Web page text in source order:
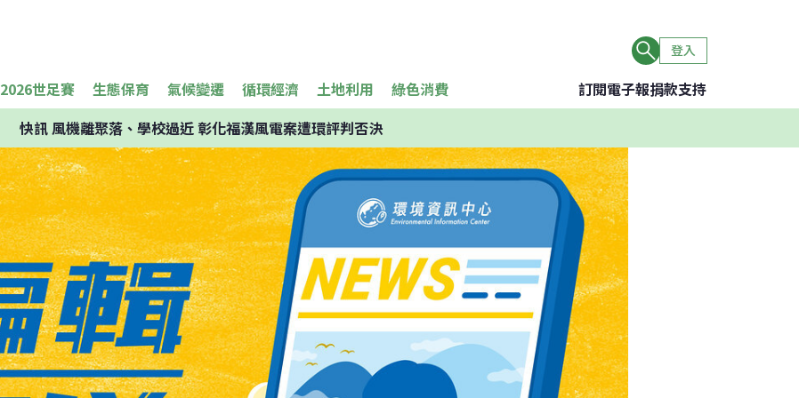
登入
2026世足賽 生態保育 氣候變遷 循環經濟 土地利用 綠色消費 訂閱電子報捐款支持
快訊風機離聚落、學校過近 彰化福漢風電案遭環評判否決